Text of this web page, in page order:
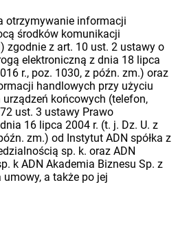
otrzymywanie informacji
środków komunikacji
zgodnie z art. 10 ust. 2 ustawy o
elektroniczną z dnia 18 lipca
r., poz. 1030, z późn. zm.) oraz
handlowych przy użyciu
końcowych (telefon,
ust. 3 ustawy Prawo
16 lipca 2004 r. (t. j. Dz. U. z
zm.) od Instytut ADN spółka z
sp. k. oraz ADN
k ADN Akademia Biznesu Sp. z
a także po jej